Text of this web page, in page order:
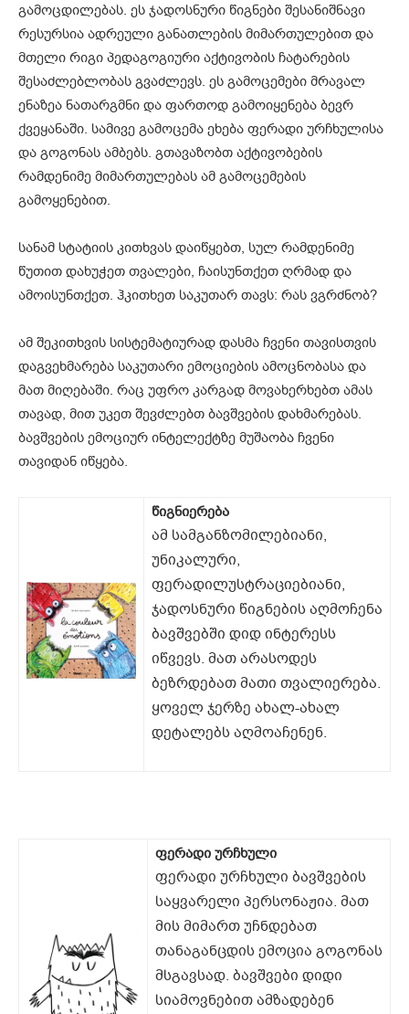
გამოცდილებას. ეს ჯადოსნური წიგნები შესანიშნავი
რესურსია ადრეული განათლების მიმართულებით და
მთელი რიგი პედაგოგიური აქტივობის ჩატარების
შესაძლებლობას გვაძლევს. ეს გამოცემები მრავალ
ენაზეა ნათარგმნი და ფართოდ გამოიყენება ბევრ
ქვეყანაში. სამივე გამოცემა ეხება ფერადი ურჩხულისა
და გოგონას ამბებს. გთავაზობთ აქტივობების
რამდენიმე მიმართულებას ამ გამოცემების
გამოყენებით.
სანამ სტატიის კითხვას დაიწყებთ, სულ რამდენიმე
წუთით დახუჭეთ თვალები, ჩაისუნთქეთ ღრმად და
ამოისუნთქეთ. ჰკითხეთ საკუთარ თავს: რას ვგრძნობ?
ამ შეკითხვის სისტემატიურად დასმა ჩვენი თავისთვის
დაგვეხმარება საკუთარი ემოციების ამოცნობასა და
მათ მიღებაში. რაც უფრო კარგად მოვახერხებთ ამას
თავად, მით უკეთ შევძლებთ ბავშვების დახმარებას.
ბავშვების ემოციურ ინტელექტზე მუშაობა ჩვენი
თავიდან იწყება.
წიგნიერება
ამ სამგანზომილებიანი,
უნიკალური,
ფერადილუსტრაციებიანი,
ჯადოსნური წიგნების აღმოჩენა
ბავშვებში დიდ ინტერესს
იწვევს. მათ არასოდეს
ბეზრდებათ მათი თვალიერება.
ყოველ ჯერზე ახალ-ახალ
დეტალებს აღმოაჩენენ.
ფერადი ურჩხული
ფერადი ურჩხული ბავშვების
საყვარელი პერსონაჟია. მათ
მის მიმართ უჩნდებათ
თანაგანცდის ემოცია გოგონას
მსგავსად. ბავშვები დიდი
სიამოვნებით ამზადებენ